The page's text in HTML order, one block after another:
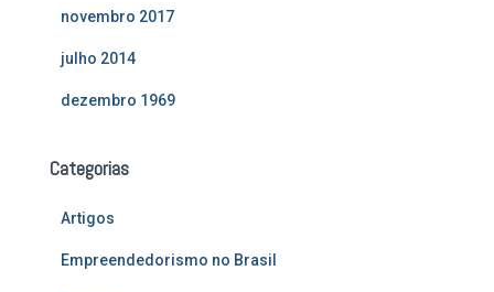
novembro 2017
julho 2014
dezembro 1969
Categorias
Artigos
Empreendedorismo no Brasil